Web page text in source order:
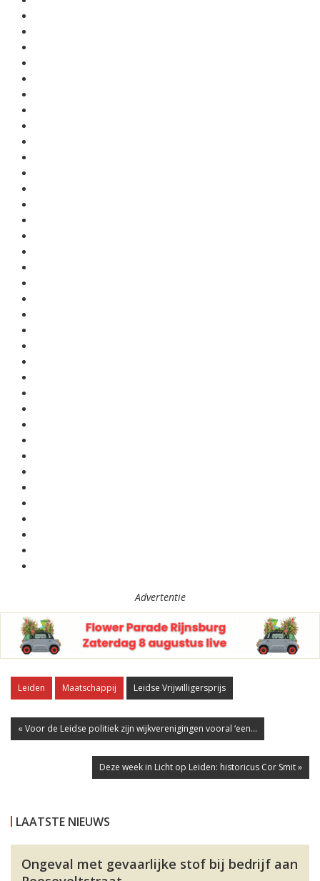
Advertentie
Leiden Maatschappij Leidse Vrijwilligersprijs
« Voor de Leidse politiek zijn wijkverenigingen vooral ‘een...
Deze week in Licht op Leiden: historicus Cor Smit »
LAATSTE NIEUWS
Ongeval met gevaarlijke stof bij bedrijf aan